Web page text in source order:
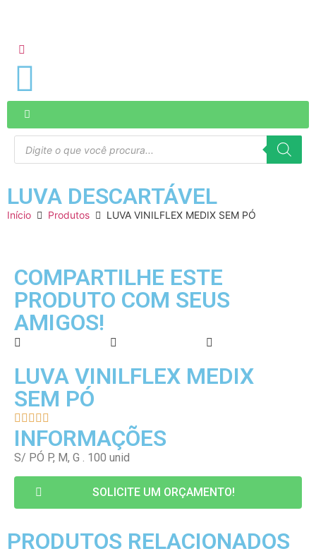
LUVA DESCARTÁVEL
Início Produtos LUVA VINILFLEX MEDIX SEM PÓ
COMPARTILHE ESTE
PRODUTO COM SEUS
AMIGOS!
LUVA VINILFLEX MEDIX
SEM PÓ
    
INFORMAÇÕES
S/ PÓ P, M, G . 100 unid
SOLICITE UM ORÇAMENTO!
PRODUTOS RELACIONADOS